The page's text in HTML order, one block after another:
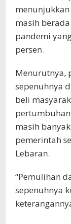
masih
pandemi
persen.
Menurutnya,
sepenuhnya
beli
masih
pemerintah
Lebaran.
“Pemulihan
sepenuhnya